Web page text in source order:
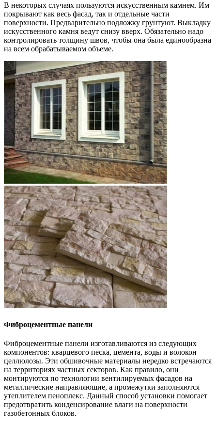
В некоторых случаях пользуются искусственным камнем. Им
покрывают как весь фасад, так и отдельные части
поверхности. Предварительно подложку грунтуют. Выкладку
искусственного камня ведут снизу вверх. Обязательно надо
контролировать толщину швов, чтобы она была единообразна
на всем обрабатываемом объеме.
Фиброцементные панели
Фиброцементные панели изготавливаются из следующих
компонентов: кварцевого песка, цемента, воды и волокон
целлюлозы. Эти обшивочные материалы нередко встречаются
на территориях частных секторов. Как правило, они
монтируются по технологии вентилируемых фасадов на
металлические направляющие, а промежутки заполняются
утеплителем пеноплекс. Данный способ установки помогает
предотвратить конденсирование влаги на поверхности
газобетонных блоков.